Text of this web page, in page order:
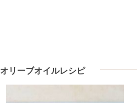
オリーブオイルレシピ